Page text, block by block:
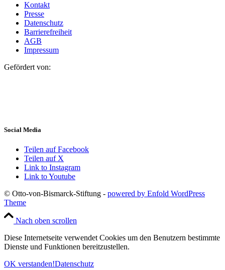
Kontakt
Presse
Datenschutz
Barrierefreiheit
AGB
Impressum
Gefördert von:
Social Media
Teilen auf Facebook
Teilen auf X
Link to Instagram
Link to Youtube
© Otto-von-Bismarck-Stiftung - powered by Enfold WordPress
Theme
Nach oben scrollen
Diese Internetseite verwendet Cookies um den Benutzern bestimmte
Dienste und Funktionen bereitzustellen.
OK verstanden!Datenschutz